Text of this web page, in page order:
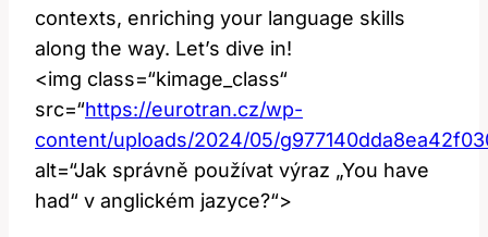
contexts, enriching your language skills
along the way. Let’s dive in!
<img class=“kimage_class“
src=“https://eurotran.cz/wp-
content/uploads/2024/05/
alt=“Jak správně používat výraz „You have
had“ v anglickém jazyce?“>